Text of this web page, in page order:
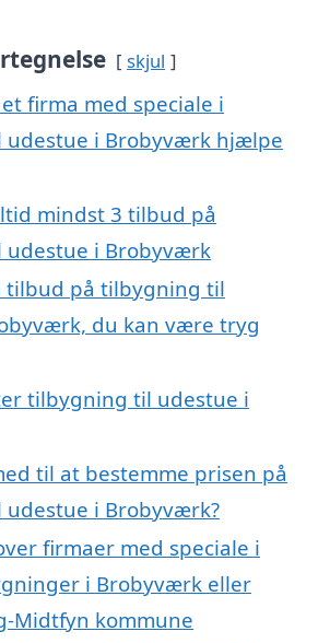
skjul
firma med speciale i
i Brobyværk hjælpe
mindst 3 tilbud på
i Brobyværk
tilbud på tilbygning til
du kan være tryg
tilbygning til udestue i
til at bestemme prisen på
i Brobyværk?
firmaer med speciale i
i Brobyværk eller
Midtfyn kommune